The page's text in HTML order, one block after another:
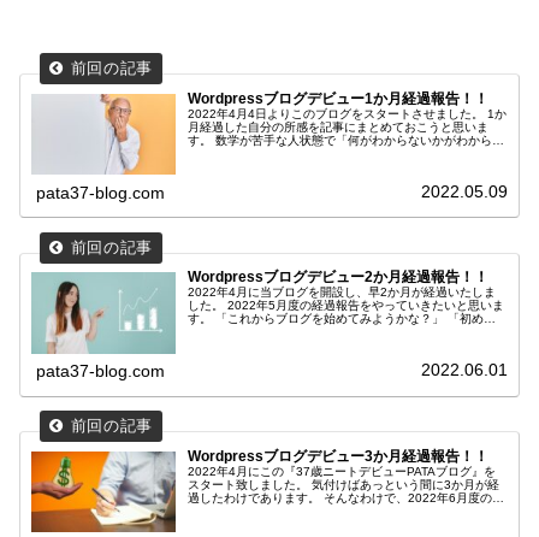
Wordpressブログデビュー1か月経過報告！！
2022年4月4日よりこのブログをスタートさせました。 1か
月経過した自分の所感を記事にまとめておこうと思いま
す。 数学が苦手な人状態で「何がわからないかがわからな
pata37-blog.com 2022.05.09
Wordpressブログデビュー2か月経過報告！！
2022年4月に当ブログを開設し、早2か月が経過いたしま
した。 2022年5月度の経過報告をやっていきたいと思いま
す。 「これからブログを始めてみようかな？」 「初めて
pata37-blog.com 2022.06.01
Wordpressブログデビュー3か月経過報告！！
2022年4月にこの『37歳ニートデビューPATAブログ』を
スタート致しました。 気付けばあっという間に3か月が経
過したわけであります。 そんなわけで、2022年6月度の経